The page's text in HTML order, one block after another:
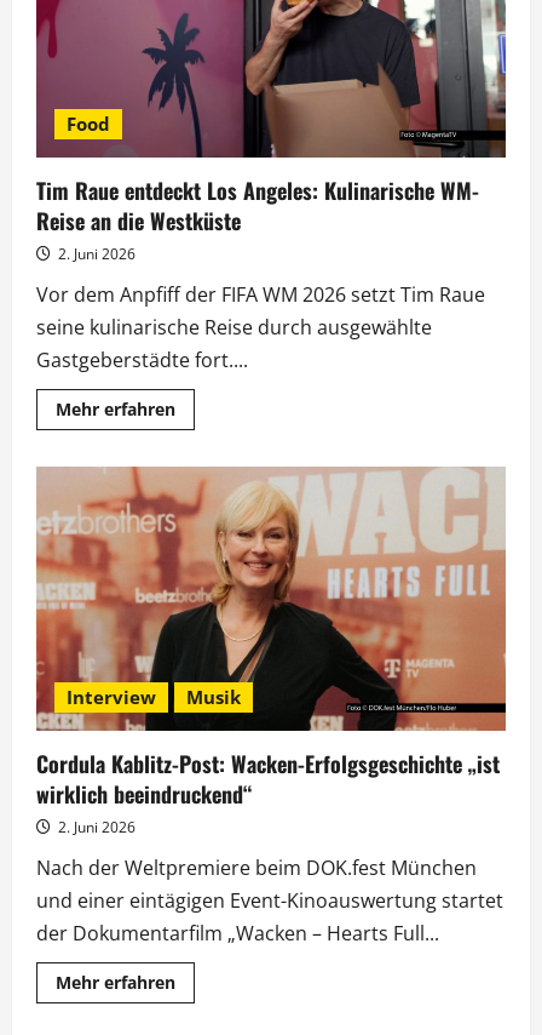
Food
Tim Raue entdeckt Los Angeles: Kulinarische WM-
Reise an die Westküste
2. Juni 2026
Vor dem Anpfiff der FIFA WM 2026 setzt Tim Raue
seine kulinarische Reise durch ausgewählte
Gastgeberstädte fort....
Mehr erfahrenMehr
Informationen
Raue
entdeckt
Los
Angeles:
Kulinarische
WM-
Reise
an
die
Westküste
Interview Musik
Cordula Kablitz-Post: Wacken-Erfolgsgeschichte „ist
wirklich beeindruckend“
2. Juni 2026
Nach der Weltpremiere beim DOK.fest München
und einer eintägigen Event-Kinoauswertung startet
der Dokumentarfilm „Wacken – Hearts Full...
Mehr erfahrenMehr
Informationen